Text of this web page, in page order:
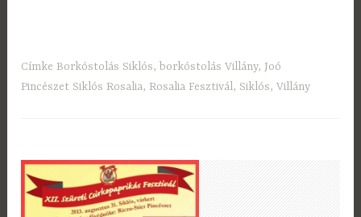
Címke Borkóstolás Siklós, borkóstolás Villány, Joó
Pincészet Siklós Rosalia, Rosalia Fesztivál, Siklós,Villány